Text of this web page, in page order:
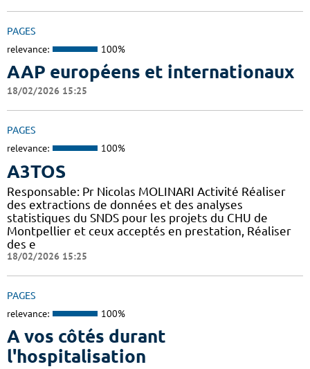
PAGES
relevance: 100%
AAP européens et internationaux
18/02/2026 15:25
PAGES
relevance: 100%
A3TOS
Responsable: Pr Nicolas MOLINARI Activité Réaliser
des extractions de données et des analyses
statistiques du SNDS pour les projets du CHU de
Montpellier et ceux acceptés en prestation, Réaliser
des e
18/02/2026 15:25
PAGES
relevance: 100%
A vos côtés durant
l'hospitalisation